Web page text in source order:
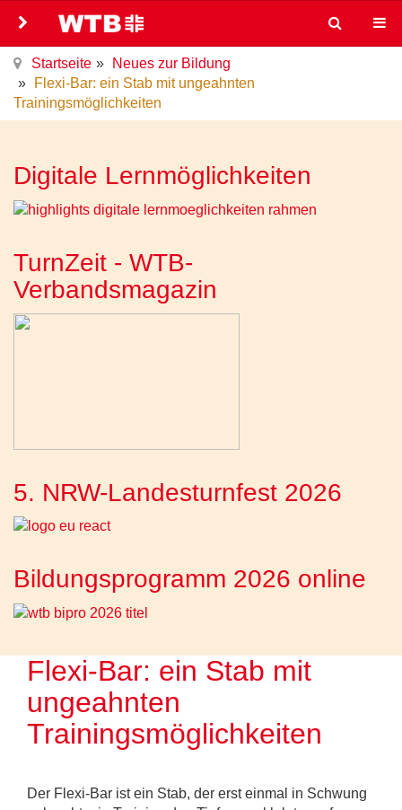
Startseite
Neues zur Bildung
Flexi-Bar: ein Stab mit ungeahnten
Trainingsmöglichkeiten
Digitale Lernmöglichkeiten
TurnZeit - WTB-
Verbandsmagazin
5. NRW-Landesturnfest 2026
Bildungsprogramm 2026 online
Flexi-Bar: ein Stab mit
ungeahnten
Trainingsmöglichkeiten
Der Flexi-Bar ist ein Stab, der erst einmal in Schwung